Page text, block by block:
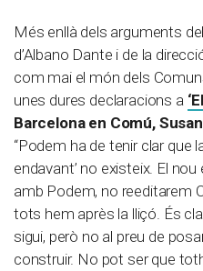
Més enllà dels arguments
d’Albano Dante i de la
com mai el món dels
unes dures declaracions a
Barcelona en Comú,
“Podem ha de tenir clar que
endavant’ no existeix. El
amb Podem, no reeditarem
tots hem après la lliçó. És
sigui, però no al preu de
construir. No pot ser que